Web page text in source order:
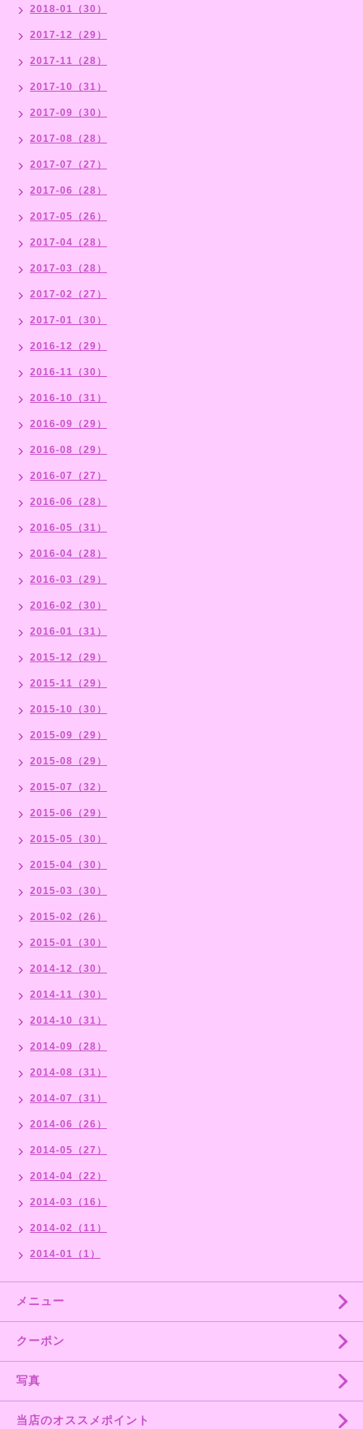
2018-01（30）
2017-12（29）
2017-11（28）
2017-10（31）
2017-09（30）
2017-08（28）
2017-07（27）
2017-06（28）
2017-05（26）
2017-04（28）
2017-03（28）
2017-02（27）
2017-01（30）
2016-12（29）
2016-11（30）
2016-10（31）
2016-09（29）
2016-08（29）
2016-07（27）
2016-06（28）
2016-05（31）
2016-04（28）
2016-03（29）
2016-02（30）
2016-01（31）
2015-12（29）
2015-11（29）
2015-10（30）
2015-09（29）
2015-08（29）
2015-07（32）
2015-06（29）
2015-05（30）
2015-04（30）
2015-03（30）
2015-02（26）
2015-01（30）
2014-12（30）
2014-11（30）
2014-10（31）
2014-09（28）
2014-08（31）
2014-07（31）
2014-06（26）
2014-05（27）
2014-04（22）
2014-03（16）
2014-02（11）
2014-01（1）
メニュー
クーポン
写真
当店のオススメポイント